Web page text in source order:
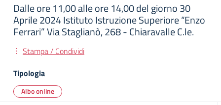
Dalle ore 11,00 alle ore 14,00 del giorno 30
Aprile 2024 Istituto Istruzione Superiore “Enzo
Ferrari” Via Staglianò, 268 - Chiaravalle C.le.
Stampa / Condividi
Tipologia
Albo online